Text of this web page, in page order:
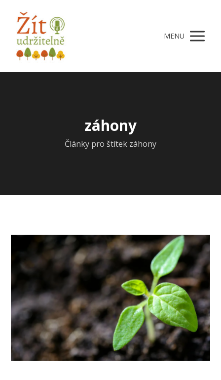
MENU
záhony
Články pro štítek záhony